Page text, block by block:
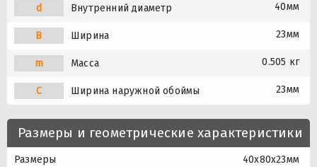
d Внутренний диаметр 40мм
B Ширина 23мм
m Масса 0.505 кг
C Ширина наружной обоймы 23мм
Размеры и геометрические характеристики
Размеры 40x80x23мм